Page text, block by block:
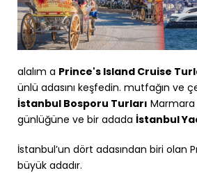
alalım a Prince's Island Cruise
ünlü adasını keşfedin. mutfağın ve
İstanbul Bosporu Turları Marmara
günlüğüne ve bir adada İstanbul
İstanbul’un dört adasından biri olan
büyük adadır.